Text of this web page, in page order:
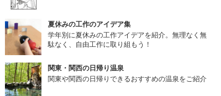
夏休みの工作のアイデア集
学年別に夏休みの工作アイデアを紹介。無理なく無
駄なく、自由工作に取り組もう！
関東・関西の日帰り温泉
関東や関西の日帰りできるおすすめの温泉をご紹介